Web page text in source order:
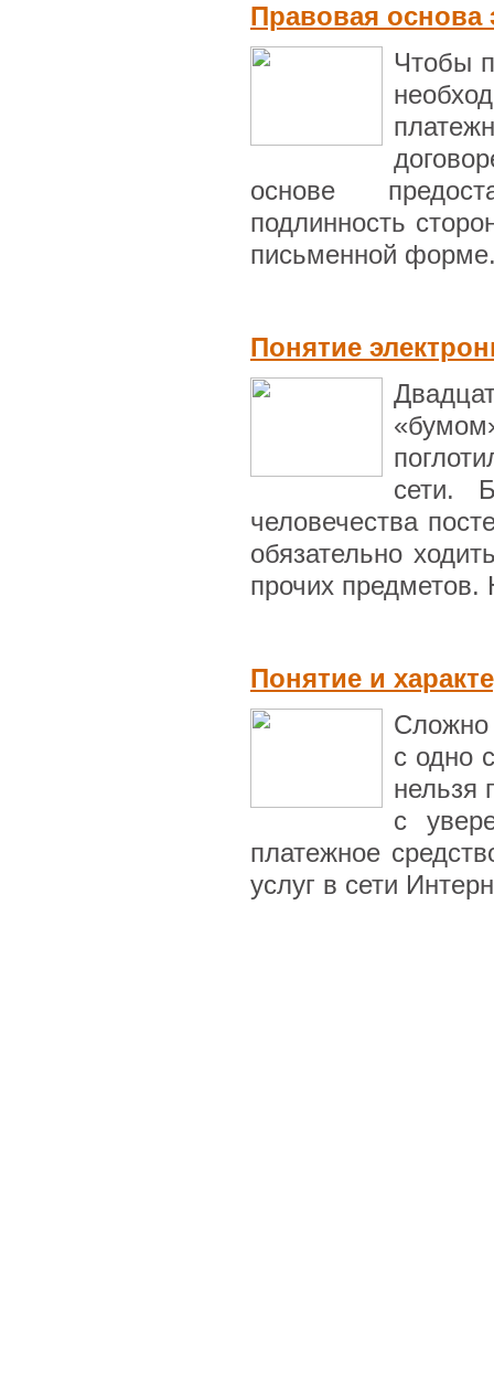
Правовая основа
Чтобы
основе
подлинность
письменной
Понятие
сети.
человечества
обязательно
прочих предметов.
Понятие и
Сложно
с одно
нельзя
с
платежное
услуг в сети